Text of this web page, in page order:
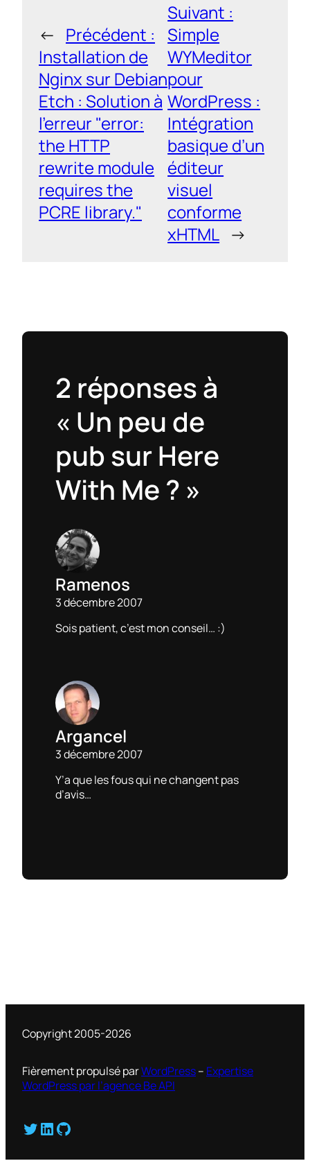
← Précédent :
Installation de
Nginx sur Debian
Etch : Solution à
l’erreur "error:
the HTTP
rewrite module
requires the
PCRE library."
Suivant :
Simple
WYMeditor
pour
WordPress :
Intégration
basique d’un
éditeur
visuel
conforme
xHTML →
2 réponses à
« Un peu de
pub sur Here
With Me ? »
Ramenos
3 décembre 2007
Sois patient, c’est mon conseil… :)
Argancel
3 décembre 2007
Y’a que les fous qui ne changent pas
d’avis…
Copyright 2005-2026
Fièrement propulsé parWordPress– Expertise
WordPress par l’agence Be API
Twitter
LinkedIn
GitHub